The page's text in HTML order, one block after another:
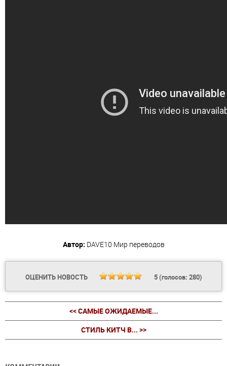
Автор: DAVE10 Мир переводов
ОЦЕНИТЬ НОВОСТЬ 5(голосов: 280)
<< САМЫЕ ОЖИДАЕМЫЕ...
СТИЛЬ КИТЧ В... >>